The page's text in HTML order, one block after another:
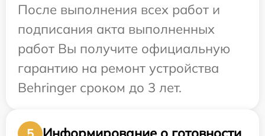
После выполнения всех работ и
подписания акта выполненных
работ Вы получите официальную
гарантию на ремонт устройства
Behringer сроком до 3 лет.